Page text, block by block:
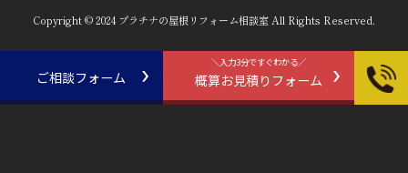
Copyright © 2024 プラチナの屋根リフォーム相談室 All Rights Reserved.
ご相談フォーム
＼入力3分ですぐわかる／
概算お見積りフォーム